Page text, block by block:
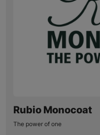
Rubio Monocoat
The power of one